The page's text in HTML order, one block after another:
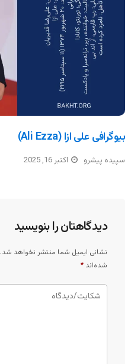
بیوگرافی علی ازا (Ali Ezza)
سپیده پیشرو اکتبر 16, 2025
دیدگاهتان را بنویسید
نشانی ایمیل شما منتشر نخواهد شد.
شده‌اند *